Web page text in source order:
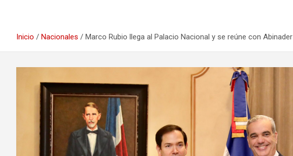
Inicio Nacionales Marco Rubio llega al Palacio Nacional y se reúne con Abinader